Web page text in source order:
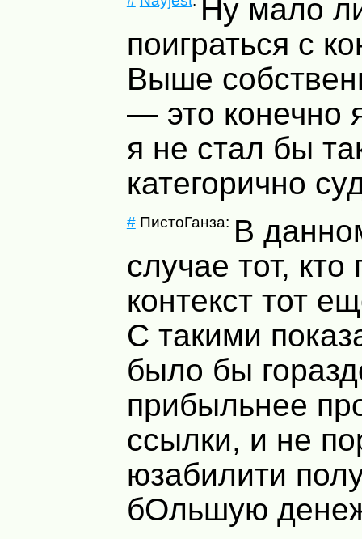
Ну мало
поиграться с
Выше
— это конечно
я не стал бы
категорично
#ПистоГанза: В
случае тот, кто
контекст тот
С такими
было бы
прибыльнее
ссылки, и не
юзабилити
бОльшую